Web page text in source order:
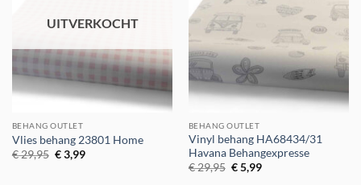
UITVERKOCHT
BEHANG OUTLET
Vlies behang 23801 Home
€29,95 Oorspronkelijke
prijs
€3,99Huidige
BEHANG OUTLET
Vinyl behang HA68434/31
Havana Behangexpresse
€29,95 Oorspronkelijke
prijs
€5,99Huidige